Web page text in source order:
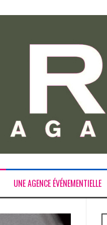
UNE AGENCE ÉVÉNEMENTIELLE